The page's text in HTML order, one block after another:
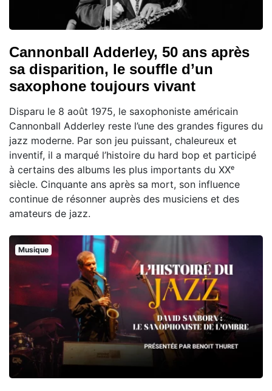
Cannonball Adderley, 50 ans après
sa disparition, le souffle d’un
saxophone toujours vivant
Disparu le 8 août 1975, le saxophoniste américain
Cannonball Adderley reste l’une des grandes figures du
jazz moderne. Par son jeu puissant, chaleureux et
inventif, il a marqué l’histoire du hard bop et participé
à certains des albums les plus importants du XXᵉ
siècle. Cinquante ans après sa mort, son influence
continue de résonner auprès des musiciens et des
amateurs de jazz.
Musique